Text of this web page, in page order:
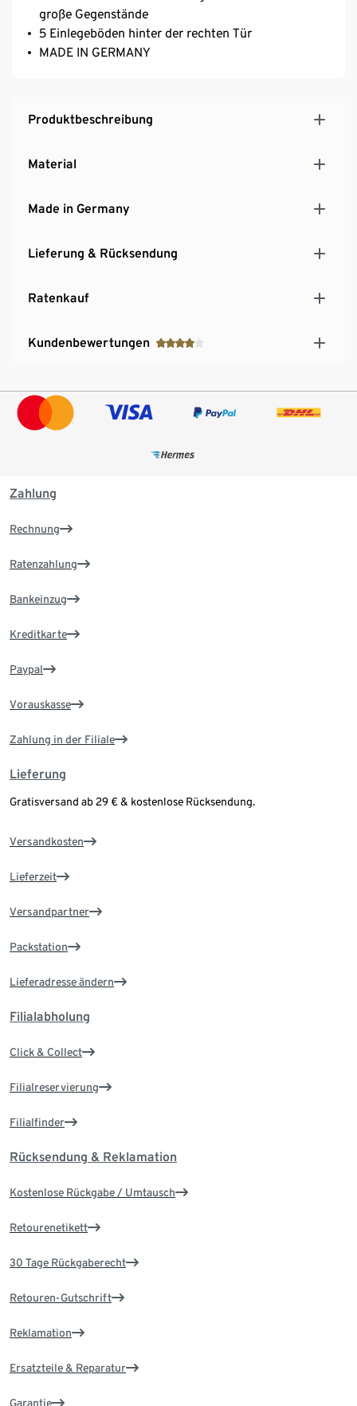
große Gegenstände
5 Einlegeböden hinter der rechten Tür
MADE IN GERMANY
Produktbeschreibung
Material
Made in Germany
Lieferung & Rücksendung
Ratenkauf
Kundenbewertungen
Zahlung
Rechnung
Ratenzahlung
Bankeinzug
Kreditkarte
Paypal
Vorauskasse
Zahlung in der Filiale
Lieferung
Gratisversand ab 29 € & kostenlose Rücksendung.
Versandkosten
Lieferzeit
Versandpartner
Packstation
Lieferadresse ändern
Filialabholung
Click & Collect
Filialreservierung
Filialfinder
Rücksendung & Reklamation
Kostenlose Rückgabe / Umtausch
Retourenetikett
30 Tage Rückgaberecht
Retouren-Gutschrift
Reklamation
Ersatzteile & Reparatur
Garantie